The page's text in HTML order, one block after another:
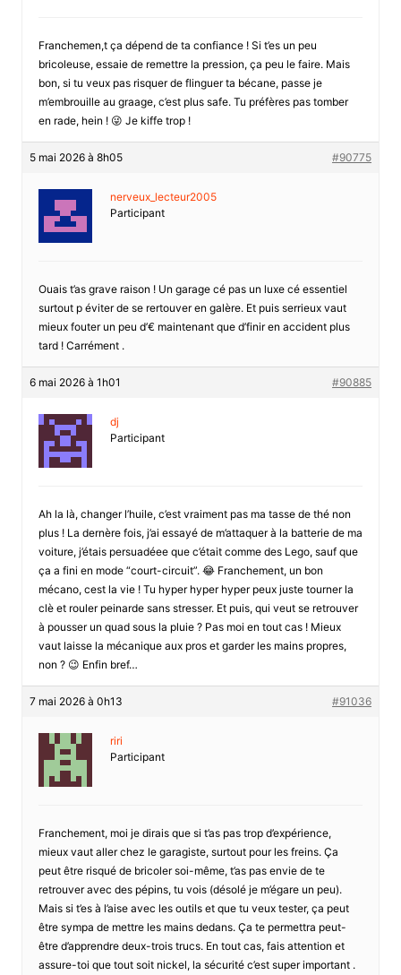
Franchemen,t ça dépend de ta confiance ! Si t’es un peu
bricoleuse, essaie de remettre la pression, ça peu le faire. Mais
bon, si tu veux pas risquer de flinguer ta bécane, passe je
m’embrouille au graage, c’est plus safe. Tu préfères pas tomber
en rade, hein ! 😜 Je kiffe trop !
5 mai 2026 à 8h05 #90775
nerveux_lecteur2005
Participant
Ouais t’as grave raison ! Un garage cé pas un luxe cé essentiel
surtout p éviter de se rertouver en galère. Et puis serrieux vaut
mieux fouter un peu d’€ maintenant que d’finir en accident plus
tard ! Carrément .
6 mai 2026 à 1h01 #90885
dj
Participant
Ah la là, changer l’huile, c’est vraiment pas ma tasse de thé non
plus ! La dernère fois, j’ai essayé de m’attaquer à la batterie de ma
voiture, j’étais persuadéee que c’était comme des Lego, sauf que
ça a fini en mode “court-circuit”. 😂 Franchement, un bon
mécano, cest la vie ! Tu hyper hyper hyper peux juste tourner la
clè et rouler peinarde sans stresser. Et puis, qui veut se retrouver
à pousser un quad sous la pluie ? Pas moi en tout cas ! Mieux
vaut laisse la mécanique aux pros et garder les mains propres,
non ? 😉 Enfin bref…
7 mai 2026 à 0h13 #91036
riri
Participant
Franchement, moi je dirais que si t’as pas trop d’expérience,
mieux vaut aller chez le garagiste, surtout pour les freins. Ça
peut être risqué de bricoler soi-même, t’as pas envie de te
retrouver avec des pépins, tu vois (désolé je m’égare un peu).
Mais si t’es à l’aise avec les outils et que tu veux tester, ça peut
être sympa de mettre les mains dedans. Ça te permettra peut-
être d’apprendre deux-trois trucs. En tout cas, fais attention et
assure-toi que tout soit nickel, la sécurité c’est super important .